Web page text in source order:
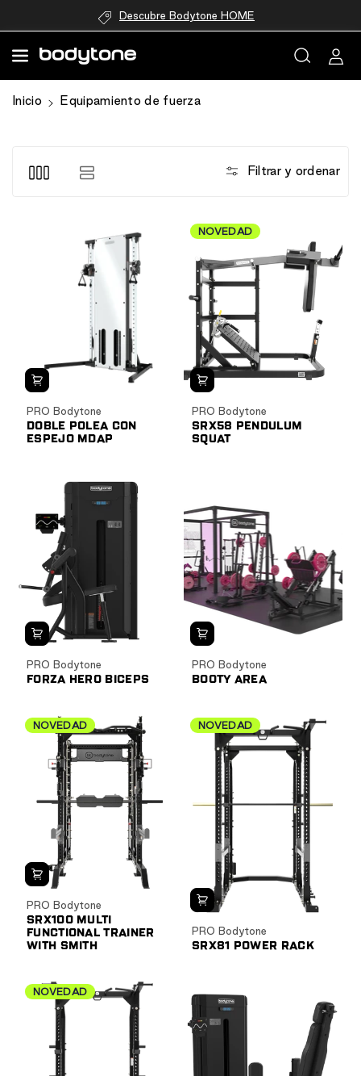
al contenido
Descubre Bodytone HOME
Inicio Equipamiento de fuerza
Filtrar y ordenar
PRO Bodytone
DOBLE POLEA CON
ESPEJO MDAP
NOVEDAD
PRO Bodytone
SRX58 PENDULUM
SQUAT
PRO Bodytone
FORZA HERO BICEPS
PRO Bodytone
BOOTY AREA
NOVEDAD
PRO Bodytone
SRX100 MULTI
FUNCTIONAL TRAINER
WITH SMITH
NOVEDAD
PRO Bodytone
SRX81 POWER RACK
NOVEDAD